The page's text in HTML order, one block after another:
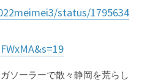
status/1795634
ソーラーで散々静岡を荒らし